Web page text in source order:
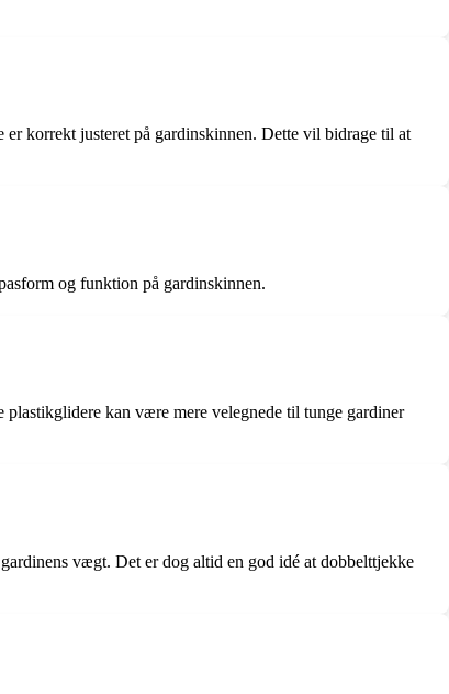
er korrekt justeret på gardinskinnen. Dette vil bidrage til at
og funktion på gardinskinnen.
kan være mere velegnede til tunge gardiner
vægt. Det er dog altid en god idé at dobbelttjekke